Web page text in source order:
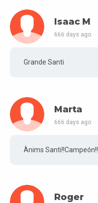
Isaac M
666 days ago
Grande Santi
Marta
666 days ago
Ànims Santi!!Campeón!!
Roger